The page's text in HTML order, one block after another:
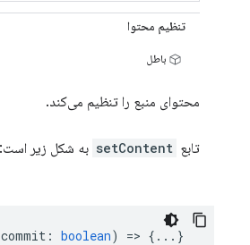
تنظیم محتوا
باطل
محتوای منبع را تنظیم می‌کند.
تابع setContent به شکل زیر است:
commit : boolean) => {...}